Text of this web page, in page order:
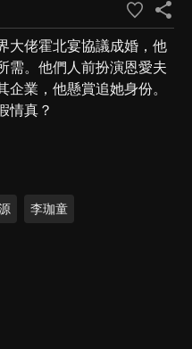
大佬霍北宴協議成婚，他
需。他們人前扮演恩愛夫
業，他懸賞追她身份。
情真？
李珈童